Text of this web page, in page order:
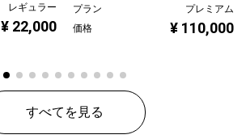
レギュラー
¥ 22,000
プラン
プレミアム
価格
¥ 110,000
すべてを見る